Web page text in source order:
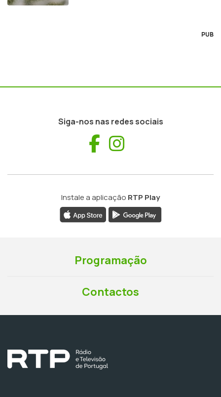
PUB
Siga-nos nas redes sociais
Facebook
Instale a aplicação RTP Play
Programação
Contactos